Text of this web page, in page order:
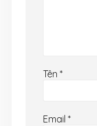
Tên *
Email *